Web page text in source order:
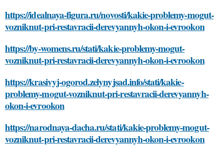
https://idealnaya-figura.ru/novosti/kakie-problemy-mogut-
vozniknut-pri-restavracii-derevyannyh-okon-i-evrookon
https://by-womens.ru/stati/kakie-problemy-mogut-
vozniknut-pri-restavracii-derevyannyh-okon-i-evrookon
https://krasivyj-ogorod.zelynyjsad.info/stati/kakie-
problemy-mogut-vozniknut-pri-restavracii-derevyannyh-
okon-i-evrookon
https://narodnaya-dacha.ru/stati/kakie-problemy-mogut-
vozniknut-pri-restavracii-derevyannyh-okon-i-evrookon